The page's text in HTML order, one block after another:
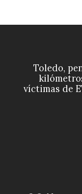
Toledo,
víctimas de